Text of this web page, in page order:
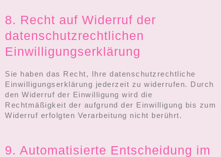
8. Recht auf Widerruf der
datenschutzrechtlichen
Einwilligungserklärung
Sie haben das Recht, Ihre datenschutzrechtliche
Einwilligungserklärung jederzeit zu widerrufen. Durch
den Widerruf der Einwilligung wird die
Rechtmäßigkeit der aufgrund der Einwilligung bis zum
Widerruf erfolgten Verarbeitung nicht berührt.
9. Automatisierte Entscheidung im